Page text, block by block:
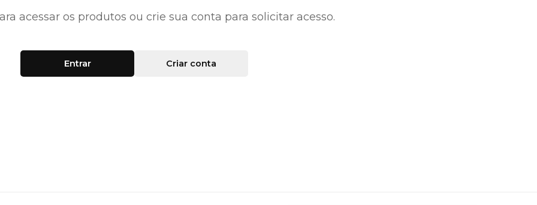
acessar os produtos ou crie sua conta para solicitar acesso.
Entrar Criar conta